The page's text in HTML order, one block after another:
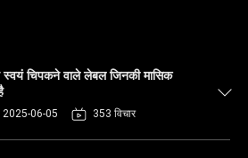
चिपकने वाले लेबल जिनकी मासिक
2025-06-05 353 विचार